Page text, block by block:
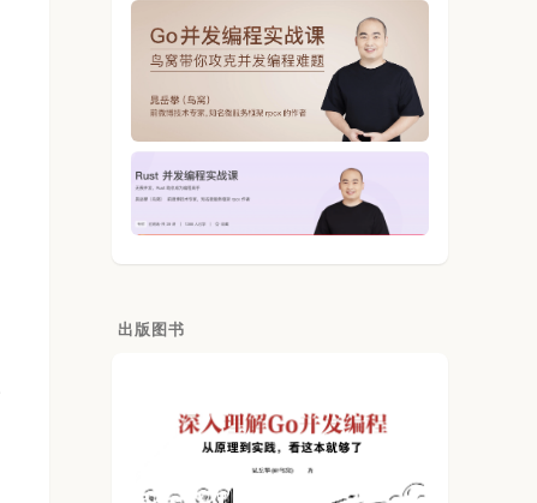
出版图书